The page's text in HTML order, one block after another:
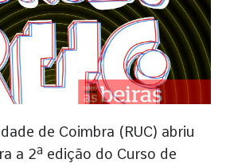
de Coimbra (RUC) abriu
a 2ª edição do Curso de